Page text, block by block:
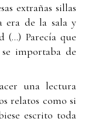
extrañas sillas
era de la sala y
(…) Parecía que
importaba de
una lectura
relatos como si
escrito toda